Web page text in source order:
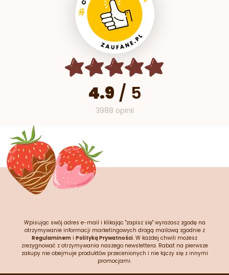
4.9 / 5
3988 opinii
Wpisując swój adres e-mail i klikając "zapisz się" wyrażasz zgodę na
otrzymywanie informacji marketingowych drogą mailową zgodnie z
Regulaminem i Polityką Prywatności. W każdej chwili możesz
zrezygnować z otrzymywania naszego newslettera. Rabat na pierwsze
zakupy nie obejmuje produktów przecenionych i nie łączy się z innymi
promocjami.